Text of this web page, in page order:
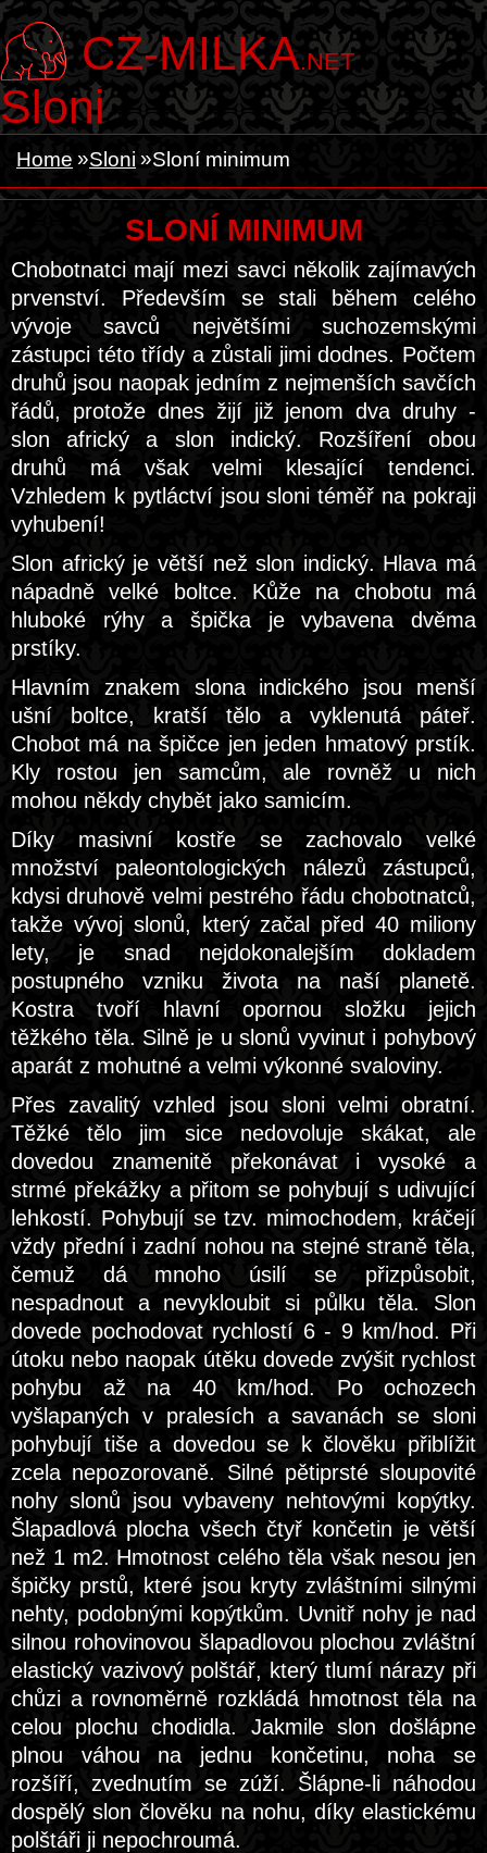
CZ-MILKA.NET
Sloni
Home Sloni Sloní minimum
SLONÍ MINIMUM
Chobotnatci mají mezi savci několik zajímavých
prvenství. Především se stali během celého
vývoje savců největšími suchozemskými
zástupci této třídy a zůstali jimi dodnes. Počtem
druhů jsou naopak jedním z nejmenších savčích
řádů, protože dnes žijí již jenom dva druhy -
slon africký a slon indický. Rozšíření obou
druhů má však velmi klesající tendenci.
Vzhledem k pytláctví jsou sloni téměř na pokraji
vyhubení!
Slon africký je větší než slon indický. Hlava má
nápadně velké boltce. Kůže na chobotu má
hluboké rýhy a špička je vybavena dvěma
prstíky.
Hlavním znakem slona indického jsou menší
ušní boltce, kratší tělo a vyklenutá páteř.
Chobot má na špičce jen jeden hmatový prstík.
Kly rostou jen samcům, ale rovněž u nich
mohou někdy chybět jako samicím.
Díky masivní kostře se zachovalo velké
množství paleontologických nálezů zástupců,
kdysi druhově velmi pestrého řádu chobotnatců,
takže vývoj slonů, který začal před 40 miliony
lety, je snad nejdokonalejším dokladem
postupného vzniku života na naší planetě.
Kostra tvoří hlavní opornou složku jejich
těžkého těla. Silně je u slonů vyvinut i pohybový
aparát z mohutné a velmi výkonné svaloviny.
Přes zavalitý vzhled jsou sloni velmi obratní.
Těžké tělo jim sice nedovoluje skákat, ale
dovedou znamenitě překonávat i vysoké a
strmé překážky a přitom se pohybují s udivující
lehkostí. Pohybují se tzv. mimochodem, kráčejí
vždy přední i zadní nohou na stejné straně těla,
čemuž dá mnoho úsilí se přizpůsobit,
nespadnout a nevykloubit si půlku těla. Slon
dovede pochodovat rychlostí 6 - 9 km/hod. Při
útoku nebo naopak útěku dovede zvýšit rychlost
pohybu až na 40 km/hod. Po ochozech
vyšlapaných v pralesích a savanách se sloni
pohybují tiše a dovedou se k člověku přiblížit
zcela nepozorovaně. Silné pětiprsté sloupovité
nohy slonů jsou vybaveny nehtovými kopýtky.
Šlapadlová plocha všech čtyř končetin je větší
než 1 m2. Hmotnost celého těla však nesou jen
špičky prstů, které jsou kryty zvláštními silnými
nehty, podobnými kopýtkům. Uvnitř nohy je nad
silnou rohovinovou šlapadlovou plochou zvláštní
elastický vazivový polštář, který tlumí nárazy při
chůzi a rovnoměrně rozkládá hmotnost těla na
celou plochu chodidla. Jakmile slon došlápne
plnou váhou na jednu končetinu, noha se
rozšíří, zvednutím se zúží. Šlápne-li náhodou
dospělý slon člověku na nohu, díky elastickému
polštáři ji nepochroumá.